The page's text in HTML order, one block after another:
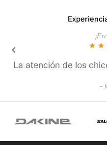
star star
La atención de los
–
keyboard_arrow_left